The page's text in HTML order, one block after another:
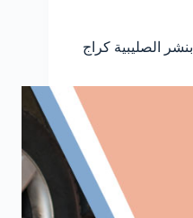
بنشر متنقل الصليبية 52227338 بنشر الصليبية كراج